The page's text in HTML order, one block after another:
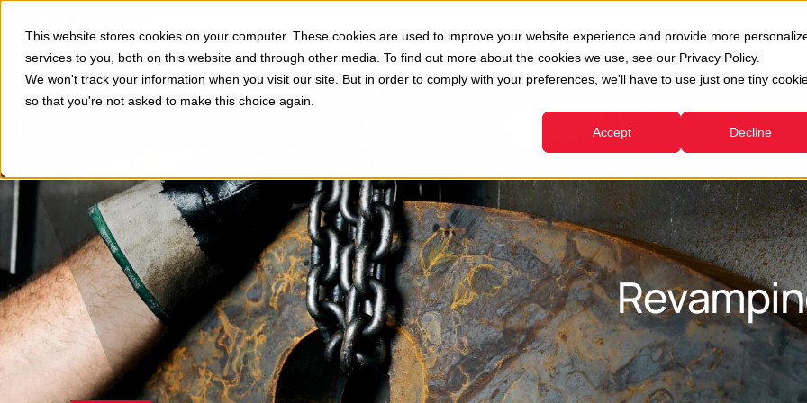
This website stores cookies on your computer. These cookies are used to improve your website experience and provide more
services to you, both on this website and through other media. To find out more about the cookies we use, see our Privacy Policy.
We won't track your information when you visit our site. But in order to comply with your preferences, we'll have to use just one tiny
so that you're not asked to make this choice again.
Accept Decline
Divisioni Show submenu for Divisioni
Applicazioni Usato Show submenu for Usato
Servizi Show submenu for Servizi
Azienda Risorse